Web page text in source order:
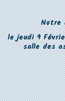
Notre
le jeudi 9
salle des